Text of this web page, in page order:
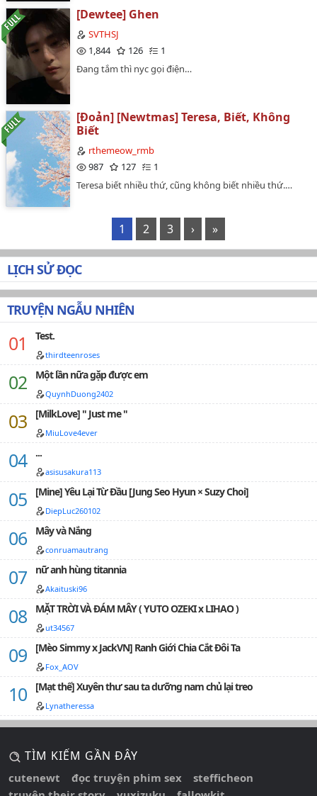
không mang đi chỗ khác💕KHÔNG CHUYỂN VER💙Nếu
có bất kì vấn đề hay ý kiến xoá truyện thì mình sẽ xoá ạ
💕💙Mình dịch còn non lắm nếu có gì sai sót mong mn
[Dewtee] Ghen
SVTHSJ
1,844
126
1
Đang tắm thì nyc gọi điện…
[Đoản] [Newtmas] Teresa, Biết, Không
Biết
rthemeow_rmb
987
127
1
Teresa biết nhiều thứ, cũng không biết nhiều thứ.…
1 2 3 › »
LỊCH SỬ ĐỌC
TRUYỆN NGẪU NHIÊN
Test.
thirdteenroses
Một lần nữa gặp được em
QuynhDuong2402
[MilkLove] " Just me "
MiuLove4ever
...
asisusakura113
[Mine] Yêu Lại Từ Đầu [Jung Seo Hyun × Suzy Choi]
DiepLuc260102
Mây và Nắng
conruamautrang
nữ anh hùng titannia
Akaituski96
MẶT TRỜI VÀ ĐÁM MÂY ( YUTO OZEKI x LIHAO )
ut34567
[Mèo Simmy x JackVN] Ranh Giới Chia Cắt Đôi Ta
Fox_AOV
[Mạt thế] Xuyên thư sau ta dưỡng nam chủ lại treo
Lynatheressa
TÌM KIẾM GẦN ĐÂY
cutenewt đọc truyện phim sex
stefficheon